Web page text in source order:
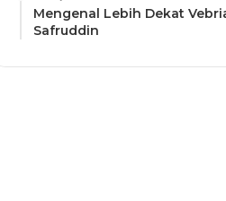
Mengenal Lebih Dekat
Safruddin